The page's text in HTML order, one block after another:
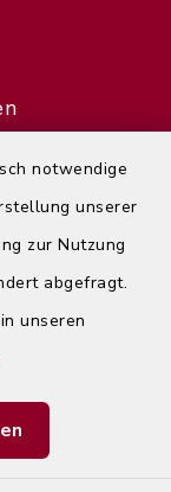
notwendige
unserer
zur Nutzung
abgefragt.
unseren
data